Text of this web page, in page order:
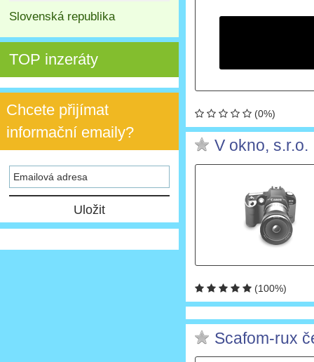
Slovenská republika
TOP inzeráty
Chcete přijímat
informační emaily?
(0%)
V okno, s.r.o.
(100%)
Scafom-rux